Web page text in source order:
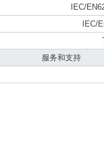
IEC/
IEC/
服务和支持